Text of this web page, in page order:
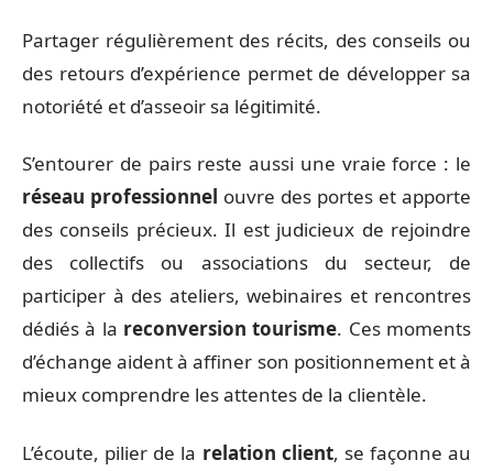
Partager régulièrement des récits, des conseils ou
des retours d’expérience permet de développer sa
notoriété et d’asseoir sa légitimité.
S’entourer de pairs reste aussi une vraie force : le
réseau professionnel ouvre des portes et apporte
des conseils précieux. Il est judicieux de rejoindre
des collectifs ou associations du secteur, de
participer à des ateliers, webinaires et rencontres
dédiés à la reconversion tourisme. Ces moments
d’échange aident à affiner son positionnement et à
mieux comprendre les attentes de la clientèle.
L’écoute, pilier de la relation client, se façonne au